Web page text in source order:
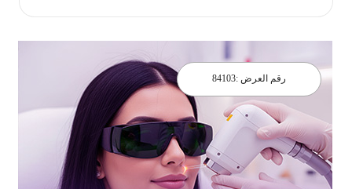
رقم العرض : 84103